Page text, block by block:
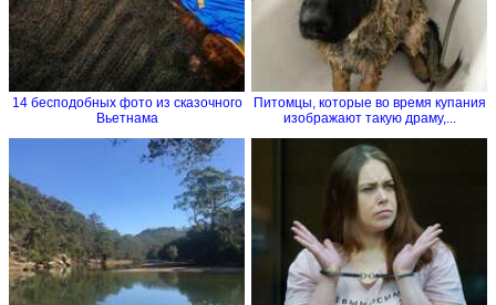
14 бесподобных фото из сказочного
Вьетнама
Питомцы, которые во время купания
изображают такую драму,...